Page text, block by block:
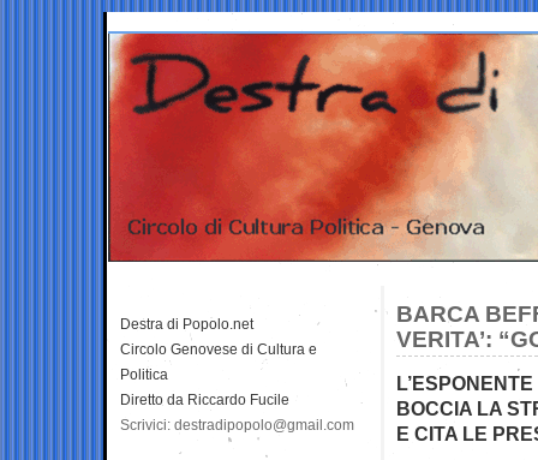
BARCA
VERITA’:
BOCCIA LA
E CITA LE
Destra di Popolo.net
Circolo Genovese di Cultura e
Politica
Diretto da Riccardo Fucile
Scrivici: destradipopolo@gmail.com